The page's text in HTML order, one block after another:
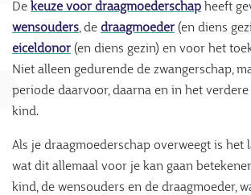
De keuze voor draagmoederschap heeft
wensouders, de draagmoeder (en diens
eiceldonor (en diens gezin) en voor het
Niet alleen gedurende de zwangerschap,
periode daarvoor, daarna en in het
kind.
Als je draagmoederschap overweegt is het
wat dit allemaal voor je kan gaan
kind, de wensouders en de draagmoeder,